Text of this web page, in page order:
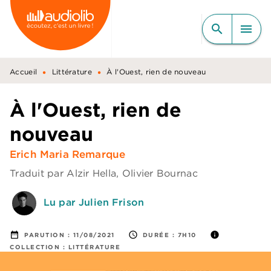
MENU RECHERCHE
CONTENU
PIED DE PAGE
search menu
Accueil • Littérature • À l'Ouest, rien de nouveau
À l'Ouest, rien de
nouveau
Erich Maria Remarque
Traduit parAlzir Hella, Olivier Bournac
Lu par Julien Frison
date_range PARUTION : 11/08/2021 access_time DURÉE : 7H10 info
COLLECTION : LITTÉRATURE